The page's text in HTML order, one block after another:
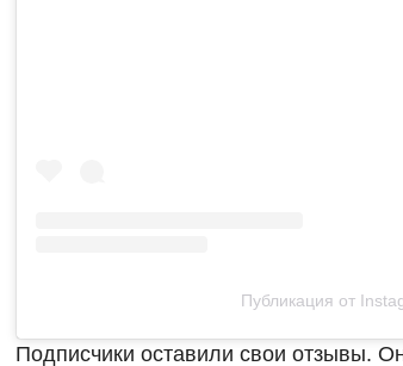
Публикация от
Подписчики оставили свои отзывы.